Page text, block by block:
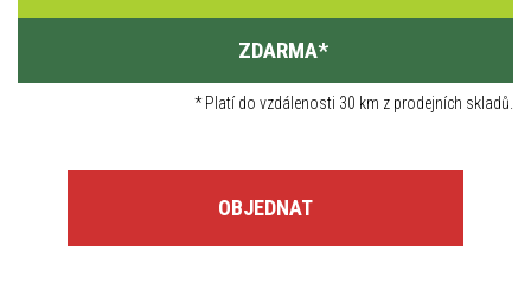
ZDARMA*
*Platí do vzdálenosti 30 km z prodejních skladů.
OBJEDNAT